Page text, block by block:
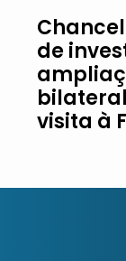
de
visita à